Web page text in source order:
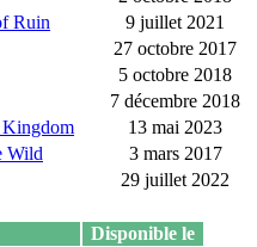
Ruin
9 juillet 2021
27 octobre 2017
5 octobre 2018
7 décembre 2018
Kingdom
13 mai 2023
Wild
3 mars 2017
29 juillet 2022
Disponible le